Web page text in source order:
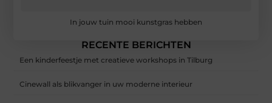
In jouw tuin mooi kunstgras hebben
RECENTE BERICHTEN
Een kinderfeestje met creatieve workshops in Tilburg
Cinewall als blikvanger in uw moderne interieur